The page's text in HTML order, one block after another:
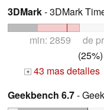
3DMark- 3DMark
min: 2859 de
(25%)
+ 43 mas detalles
Geekbench 6.7-